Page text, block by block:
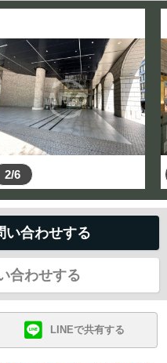
2/6
い合わせする
合わせする
LINEで共有する